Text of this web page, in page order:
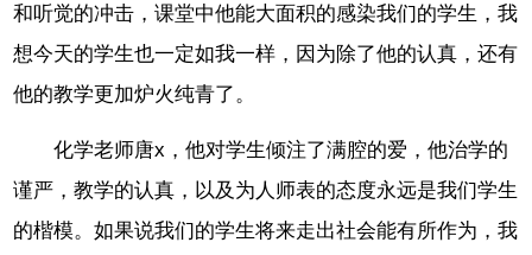
和听觉的冲击，课堂中他能大面积的感染我们的学生，我
想今天的学生也一定如我一样，因为除了他的认真，还有
他的教学更加炉火纯青了。
化学老师唐x，他对学生倾注了满腔的爱，他治学的
谨严，教学的认真，以及为人师表的态度永远是我们学生
的楷模。如果说我们的学生将来走出社会能有所作为，我